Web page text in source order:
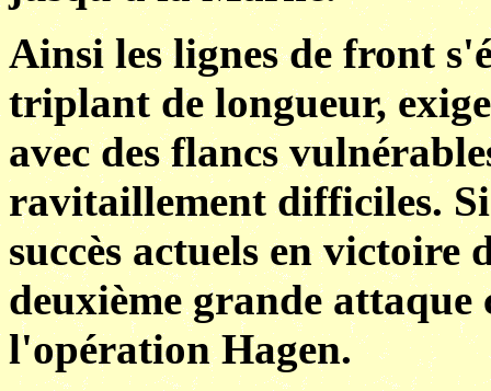
Ainsi les lignes de front
triplant de longueur,
avec des flancs
ravitaillement difficiles.
succès actuels en
deuxième grande
l'opération Hagen.